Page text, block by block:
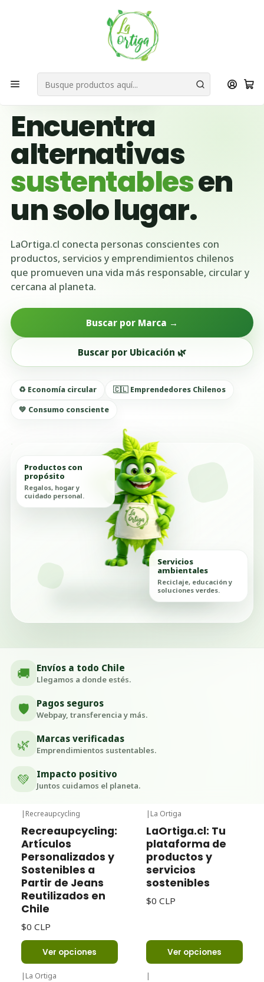
Bienvenid@s a quienes quieren un planeta más verde...
Nuestra Misión
Ubicación Emprendedores
🌱 BUSCADOR VERDE DE CHILE
Encuentra
alternativas
sustentablesen
un solo lugar.
LaOrtiga.cl conecta personas conscientes con
productos, servicios y emprendimientos chilenos
que promueven una vida más responsable, circular y
cercana al planeta.
Buscar por Marca →
Buscar por Ubicación 🌿
♻️ Economía circular
🇨🇱 Emprendedores Chilenos
💚 Consumo consciente
Productos con
propósito
Regalos, hogar y
cuidado personal.
Servicios
ambientales
Reciclaje, educación y
soluciones verdes.
🚚 Envíos a todo Chile
Llegamos a donde estés.
🛡️ Pagos seguros
Webpay, transferencia y más.
🌿 Marcas verificadas
Emprendimientos sustentables.
💚 Impacto positivo
Juntos cuidamos el planeta.
| Recreaupcycling
Recreaupcycling:
Artículos
Personalizados y
Sostenibles a
Partir de Jeans
Reutilizados en
Chile
$0 CLP
Ver opciones
| La Ortiga
LaOrtiga.cl: Tu
plataforma de
productos y
servicios
sostenibles
$0 CLP
Ver opciones
| La Ortiga |